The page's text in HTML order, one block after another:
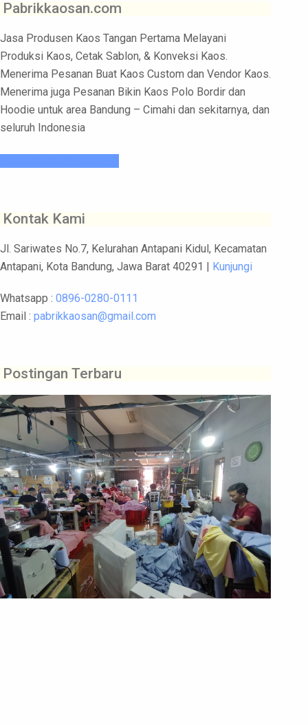
Pabrikkaosan.com
Jasa Produsen Kaos Tangan Pertama Melayani
Produksi Kaos, Cetak Sablon, & Konveksi Kaos.
Menerima Pesanan Buat Kaos Custom dan Vendor Kaos.
Menerima juga Pesanan Bikin Kaos Polo Bordir dan
Hoodie untuk area Bandung – Cimahi dan sekitarnya, dan
seluruh Indonesia
Kontak Kami
Jl. Sariwates No.7, Kelurahan Antapani Kidul, Kecamatan
Antapani, Kota Bandung, Jawa Barat 40291 |
Kunjungi
Whatsapp : 0896-0280-0111
Email : pabrikkaosan@gmail.com
Postingan Terbaru